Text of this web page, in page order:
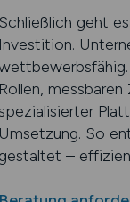
Schließlich geht
Investition.
Rollen,
Umsetzung. So
gestaltet –